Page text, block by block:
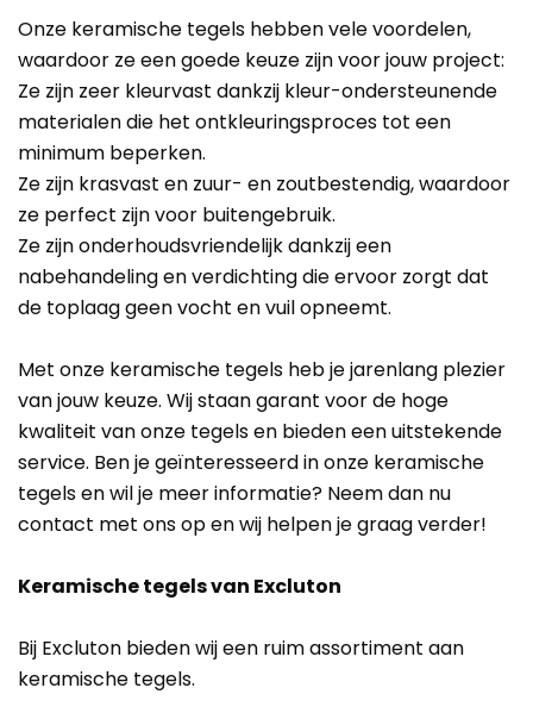
Onze keramische tegels hebben vele voordelen,
waardoor ze een goede keuze zijn voor jouw project:
Ze zijn zeer kleurvast dankzij kleur-ondersteunende
materialen die het ontkleuringsproces tot een
minimum beperken.
Ze zijn krasvast en zuur- en zoutbestendig, waardoor
ze perfect zijn voor buitengebruik.
Ze zijn onderhoudsvriendelijk dankzij een
nabehandeling en verdichting die ervoor zorgt dat
de toplaag geen vocht en vuil opneemt.
Met onze keramische tegels heb je jarenlang plezier
van jouw keuze. Wij staan garant voor de hoge
kwaliteit van onze tegels en bieden een uitstekende
service. Ben je geïnteresseerd in onze keramische
tegels en wil je meer informatie? Neem dan nu
contact met ons op en wij helpen je graag verder!
Keramische tegels van Excluton
Bij Excluton bieden wij een ruim assortiment aan
keramische tegels.